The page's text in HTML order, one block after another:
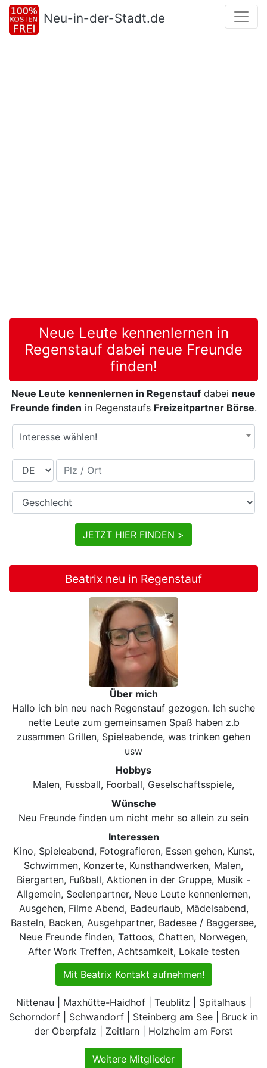
Neu-in-der-Stadt.de
Neue Leute kennenlernen in
Regenstauf dabei neue Freunde
finden!
Neue Leute kennenlernen in Regenstauf dabei neue
Freunde finden in Regenstaufs Freizeitpartner Börse.
Interesse wählen!
Land Plz / Ort
Geschlecht
JETZT HIER FINDEN >
Beatrix neu in Regenstauf
Über mich
Hallo ich bin neu nach Regenstauf gezogen. Ich suche
nette Leute zum gemeinsamen Spaß haben z.b
zusammen Grillen, Spieleabende, was trinken gehen
usw
Hobbys
Malen, Fussball, Foorball, Geselschaftsspiele,
Wünsche
Neu Freunde finden um nicht mehr so allein zu sein
Interessen
Kino, Spieleabend, Fotografieren, Essen gehen, Kunst,
Schwimmen, Konzerte, Kunsthandwerken, Malen,
Biergarten, Fußball, Aktionen in der Gruppe, Musik -
Allgemein, Seelenpartner, Neue Leute kennenlernen,
Ausgehen, Filme Abend, Badeurlaub, Mädelsabend,
Basteln, Backen, Ausgehpartner, Badesee / Baggersee,
Neue Freunde finden, Tattoos, Chatten, Norwegen,
After Work Treffen, Achtsamkeit, Lokale testen
Mit Beatrix Kontakt aufnehmen!
Nittenau | Maxhütte-Haidhof | Teublitz | Spitalhaus |
Schorndorf | Schwandorf | Steinberg am See | Bruck in
der Oberpfalz | Zeitlarn | Holzheim am Forst
Weitere Mitglieder